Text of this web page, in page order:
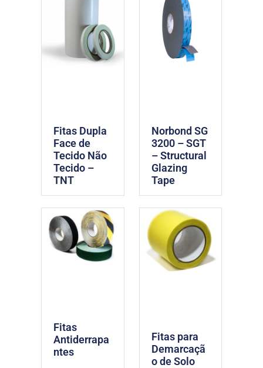
Fitas Dupla
Face de
Tecido Não
Tecido –
TNT
Norbond SG
3200 – SGT
– Structural
Glazing
Tape
Fitas
Antiderrapa
ntes
Fitas para
Demarcaçã
o de Solo